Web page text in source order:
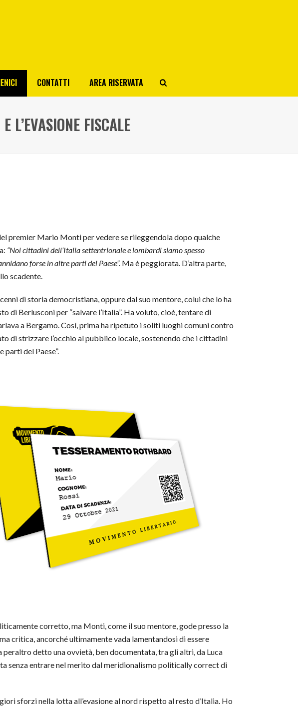
CONTATTI AREA RISERVATA
L’EVASIONE FISCALE
premier Mario Monti per vedere se rileggendola dopo qualche
“Noi cittadini dell’Italia settentrionale e lombardi siamo spesso
forse in altre parti del Paese”. Ma è peggiorata. D’altra parte,
scadente.
di storia democristiana, oppure dal suo mentore, colui che lo ha
di Berlusconi per “salvare l’Italia”. Ha voluto, cioè, tentare di
a Bergamo. Così, prima ha ripetuto i soliti luoghi comuni contro
di strizzare l’occhio al pubblico locale, sostenendo che i cittadini
parti del Paese”.
corretto, ma Monti, come il suo mentore, gode presso la
critica, ancorché ultimamente vada lamentandosi di essere
detto una ovvietà, ben documentata, tra gli altri, da Luca
senza entrare nel merito dal meridionalismo politically correct di
sforzi nella lotta all’evasione al nord rispetto al resto d’Italia. Ho